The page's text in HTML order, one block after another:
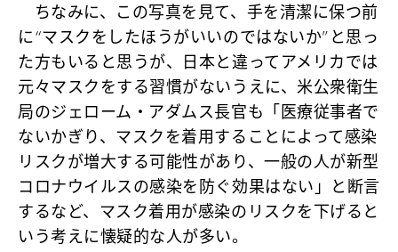
ちなみに、この写真を見て、手を清潔に保つ前
に“マスクをしたほうがいいのではないか”と思っ
た方もいると思うが、日本と違ってアメリカでは
元々マスクをする習慣がないうえに、米公衆衛生
局のジェローム・アダムス長官も「医療従事者で
ないかぎり、マスクを着用することによって感染
リスクが増大する可能性があり、一般の人が新型
コロナウイルスの感染を防ぐ効果はない」と断言
するなど、マスク着用が感染のリスクを下げると
いう考えに懐疑的な人が多い。